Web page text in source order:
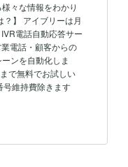
々な情報をわかり
】 アイブリーは月
電話自動応答サー
電話・顧客からの
ンを自動化しま
で無料でお試しい
号維持費除きます